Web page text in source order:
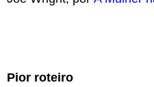
Pior roteiro